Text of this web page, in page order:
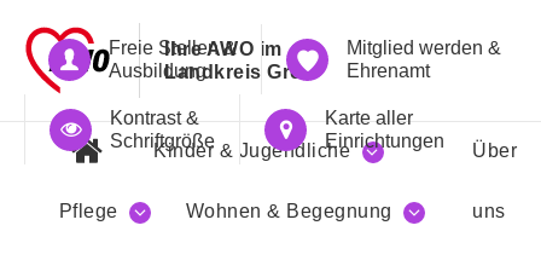
Ihre AWO im
Landkreis Greiz
Freie Stellen &
Ausbildung
Mitglied werden &
Ehrenamt
Kontrast &
Schriftgröße
Karte aller
Einrichtungen
Kinder & Jugendliche
Pflege Wohnen & Begegnung
Über
uns